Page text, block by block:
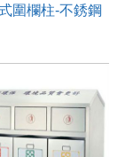
圍欄柱-不銹鋼